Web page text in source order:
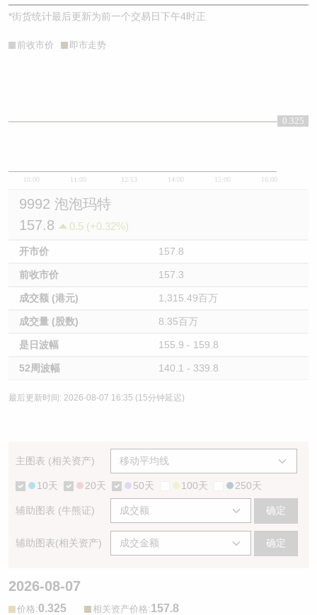
*街货统计最后更新为前一个交易日下午4时正
前收市价 即市走势
10:00 11:00 12/13 14:00 15:00 16:00
0.325
0.325
9992 泡泡玛特
157.8
0.5 (+0.32%)
开市价 157.8
前收市价 157.3
成交额 (港元) 1,315.49百万
成交量 (股数) 8.35百万
是日波幅 155.9 - 159.8
52周波幅 140.1 - 339.8
最后更新时间: 2026-08-07 16:35 (15分钟延迟)
主图表 (相关资产)
10天 20天 50天 100天 250天
辅助图表 (牛熊证) 确定
辅助图表(相关资产) 确定
2026-08-07
价格:0.325 相关资产价格:157.8